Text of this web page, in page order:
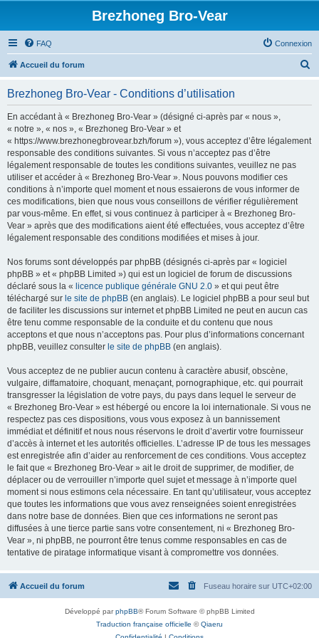
Brezhoneg Bro-Vear
FAQ Connexion
Accueil du forum
Brezhoneg Bro-Vear - Conditions d’utilisation
En accédant à « Brezhoneg Bro-Vear » (désigné ci-après par « nous »,
« notre », « nos », « Brezhoneg Bro-Vear » et
« https://www.brezhonegbrovear.bzh/forum »), vous acceptez d’être légalement
responsable des conditions suivantes. Si vous n’acceptez pas d’être
légalement responsable de toutes les conditions suivantes, veuillez ne pas
utiliser et accéder à « Brezhoneg Bro-Vear ». Nous pouvons modifier ces
conditions à n’importe quel moment et nous essaierons de vous informer de
ces modifications, bien que nous vous conseillons de vérifier régulièrement
par vous-même. En effet, si vous continuez à participer à « Brezhoneg Bro-
Vear » après que des modifications aient été effectuées, vous acceptez d’être
légalement responsable des conditions modifiées et mises à jour.
Nos forums sont développés par phpBB (désignés ci-après par « logiciel
phpBB » et « phpBB Limited ») qui est un logiciel de forum de discussions
déclaré sous la « licence publique générale GNU 2.0 » et qui peut être
téléchargé sur le site de phpBB (en anglais). Le logiciel phpBB a pour seul but
de faciliter les discussions sur internet et phpBB Limited ne peut en aucun cas
être tenu comme responsable de la conduite et du contenu que nous
acceptons et que nous n’acceptons pas. Pour plus d’informations concernant
phpBB, veuillez consulter le site de phpBB (en anglais).
Vous acceptez de ne publier aucun contenu à caractère abusif, obscène,
vulgaire, diffamatoire, choquant, menaçant, pornographique, etc. qui pourrait
transgresser la législation de votre pays, du pays dans lequel le serveur de
« Brezhoneg Bro-Vear » est hébergé ou encore la loi internationale. Si vous ne
respectez pas ces dispositions, vous vous exposez à un bannissement
immédiat et définitif et nous nous réservons le droit d’avertir votre fournisseur
d’accès à internet et les autorités officielles. L’adresse IP de tous les messages
est enregistrée afin d’aider au renforcement de ces conditions. Vous acceptez
le fait que « Brezhoneg Bro-Vear » ait le droit de supprimer, de modifier, de
déplacer ou de verrouiller n’importe quel sujet et message à n’importe quel
moment si nous estimons cela nécessaire. En tant qu’utilisateur, vous acceptez
que toutes les informations que vous avez renseignées soient enregistrées
dans notre base de données. Bien que ces informations ne seront pas
diffusées à une tierce partie sans votre consentement, ni « Brezhoneg Bro-
Vear », ni phpBB, ne pourront être tenus comme responsables en cas de
tentative de piratage informatique visant à compromettre vos données.
Accueil du forum Fuseau horaire sur UTC+02:00
Développé parphpBB® Forum Software © phpBB Limited
Traduction française officielle ©Qiaeru